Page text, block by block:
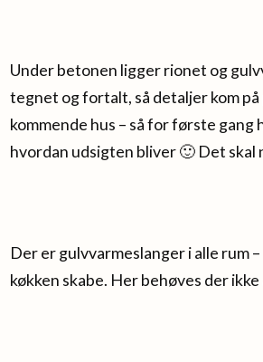
Under betonen ligger rionet og
tegnet og fortalt, så detaljer kom
kommende hus – så for første gang
hvordan udsigten bliver 🙂 Det skal
Der er gulvvarmeslanger i alle rum
køkken skabe. Her behøves der